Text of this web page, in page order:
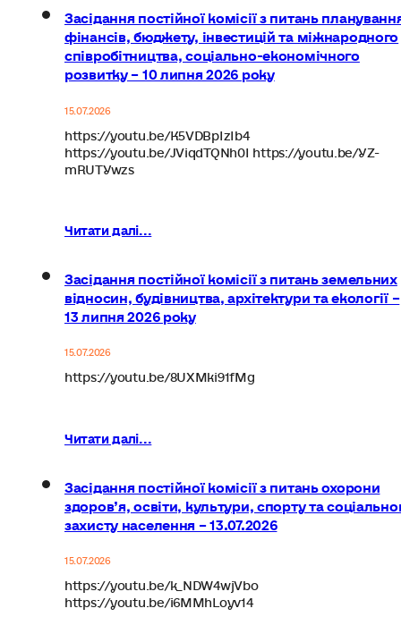
Засідання постійної комісії з питань
фінансів, бюджету, інвестицій та міжнародного
співробітництва, соціально-економічного
розвитку – 10 липня 2026 року
15.07.2026
https://youtu.be/K5VDBpIzIb4
https://youtu.be/JViqdTQNh0I https://youtu.be/YZ-
mRUTYwzs
Читати далі...
Засідання постійної комісії з питань земельних
відносин, будівництва, архітектури та екології –
13 липня 2026 року
15.07.2026
https://youtu.be/8UXMki91fMg
Читати далі...
Засідання постійної комісії з питань охорони
здоров’я, освіти, культури, спорту та
захисту населення – 13.07.2026
15.07.2026
https://youtu.be/k_NDW4wjVbo
https://youtu.be/i6MMhLoyv14